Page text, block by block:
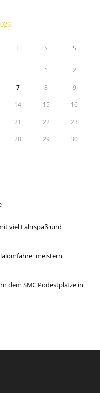
F S S
1 2
7 8 9
14 15 16
21 22 23
28 29 30
viel Fahrspaß und
meistern
dem SMC Podestplätze in